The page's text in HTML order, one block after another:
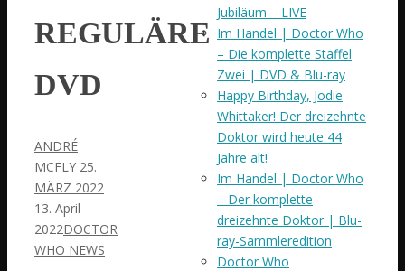
REGULÄRE
DVD
ANDRÉ
MCFLY 25.
MÄRZ 2022
13. April
2022DOCTOR
WHO NEWS
Jubiläum – LIVE
Im Handel | Doctor Who
– Die komplette Staffel
Zwei | DVD & Blu-ray
Happy Birthday, Jodie
Whittaker! Der dreizehnte
Doktor wird heute 44
Jahre alt!
Im Handel | Doctor Who
– Der komplette
dreizehnte Doktor | Blu-
ray-Sammleredition
Doctor Who